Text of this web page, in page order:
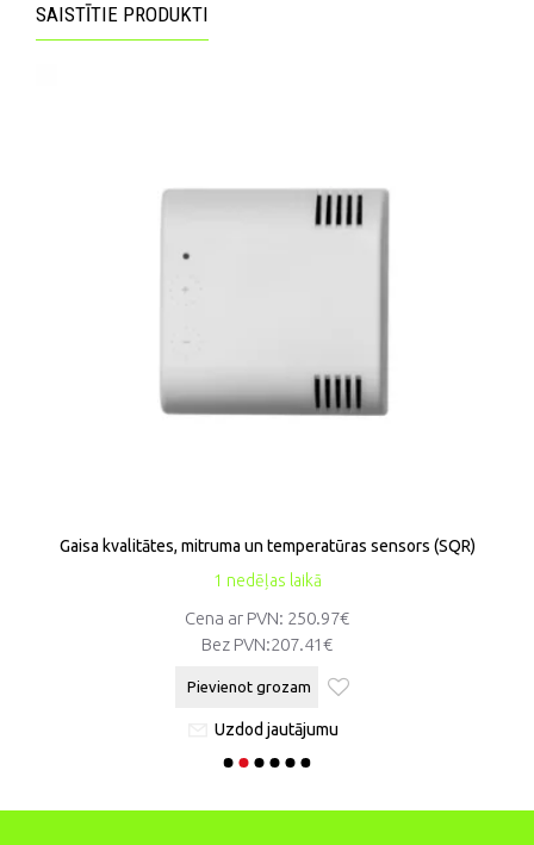
SAISTĪTIE PRODUKTI
1 nedēļas laikā
Gaisa kvalitātes, mitruma un temperatūras sensors (SQR)
Cena ar PVN: 250.97€
Bez PVN:207.41€
Pievienot grozam
Uzdod jautājumu